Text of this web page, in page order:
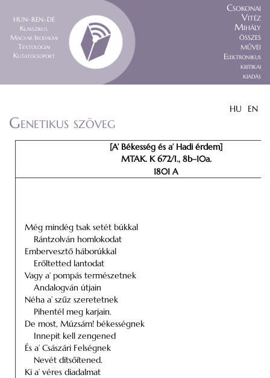
HUN–REN–DE
Klasszikus
Magyar Irodalmi
Textológiai
Kutatócsoport
Csokonai
Vitéz
Mihály
összes
művei
Elektronikus
kritikai
kiadás
HU EN
Genetikus szöveg
[A’ Békesség és a’ Hadi érdem]
MTAK. K 672/I., 8b–10a.
1801 A
Még mindég tsak setét búkkal
Rántzolván homlokodat
Embervesztő háborúkkal
Erőltetted lantodat
Vagy a’ pompás természetnek
Andalogván útjain
Néha a’ szűz szeretetnek
Pihentél meg karjain.
De most, Múzsám! békességnek
Innepit kell zengened
És a’ Császári Felségnek
Nevét dítsőítened.
Ki a’ véres diadalmat